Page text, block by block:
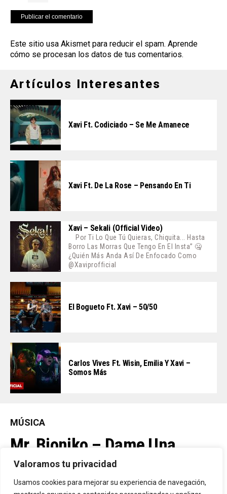
Valoramos tu privacidad
Usamos cookies para mejorar su experiencia de navegación,
Este sitio usa Akismet para reducir el spam. Aprende
cómo se procesan los datos de tus comentarios.
Artículos Interesantes
Xavi Ft. Codiciado – Se Me Amanece
Xavi Ft. De La Rose – Pensando En Ti
Xavi – Sekali (Official Video)
Por Ti Lo Que Tú Quieras, Chiquita... Hasta
Borro Las Morras Que Tengo En El Insta” 🤐
¿Quién Más Anda Así De Enfocado Como
@xaviprofficial
El Bogueto Ft. Xavi – 50/50
Carlos Vives Ft. Wisin, Emilia Y Xavi –
Somos Más
MÚSICA
Mr. Bioniko – Dame Una
Oportunidad
Ya Está En La Calle. "Dame Una Oportunidad"🎬🔥 El Nuevo Nivel